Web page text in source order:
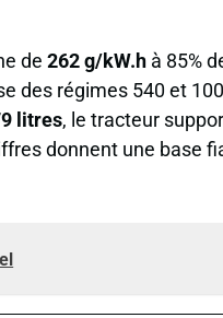
de 262 g/kW.h à 85%
des régimes 540 et
litres, le tracteur
donnent une base